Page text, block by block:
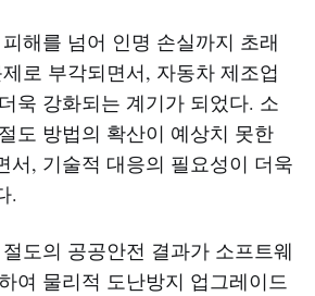
해를 넘어 인명 손실까지 초래
로 부각되면서, 자동차 제조업
욱 강화되는 계기가 되었다. 소
도 방법의 확산이 예상치 못한
서, 기술적 대응의 필요성이 더욱
.
도의 공공안전 결과가 소프트웨
여 물리적 도난방지 업그레이드